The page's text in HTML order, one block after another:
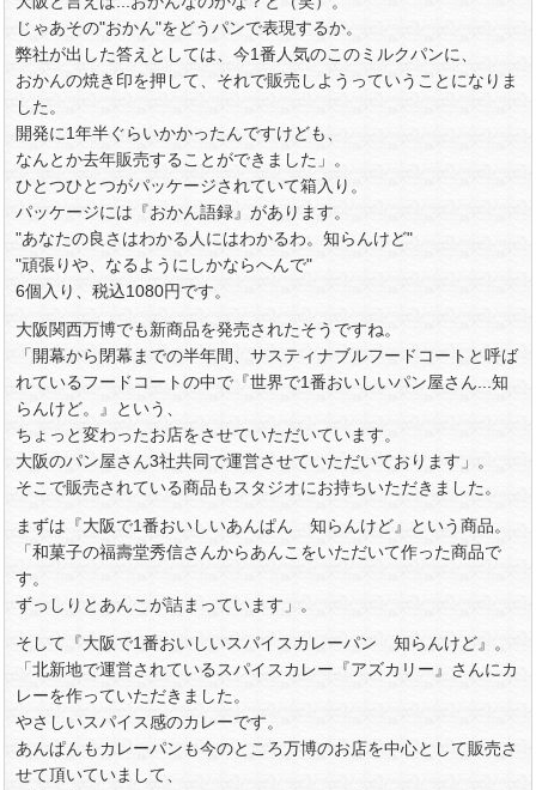
じゃあその"おかん"をどうパンで表現するか。
弊社が出した答えとしては、今1番人気のこのミルクパンに、
おかんの焼き印を押して、それで販売しようっていうことになりま
した。
開発に1年半ぐらいかかったんですけども、
なんとか去年販売することができました」。
ひとつひとつがパッケージされていて箱入り。
パッケージには『おかん語録』があります。
"あなたの良さはわかる人にはわかるわ。知らんけど"
"頑張りや、なるようにしかならへんで"
6個入り、税込1080円です。
大阪関西万博でも新商品を発売されたそうですね。
「開幕から閉幕までの半年間、サスティナブルフードコートと呼ば
れているフードコートの中で『世界で1番おいしいパン屋さん...知
らんけど。』という、
ちょっと変わったお店をさせていただいています。
大阪のパン屋さん3社共同で運営させていただいております」。
そこで販売されている商品もスタジオにお持ちいただきました。
まずは『大阪で1番おいしいあんぱん 知らんけど』という商品。
「和菓子の福壽堂秀信さんからあんこをいただいて作った商品で
す。
ずっしりとあんこが詰まっています」。
そして『大阪で1番おいしいスパイスカレーパン 知らんけど』。
「北新地で運営されているスパイスカレー『アズカリー』さんにカ
レーを作っていただきました。
やさしいスパイス感のカレーです。
あんぱんもカレーパンも今のところ万博のお店を中心として販売さ
せて頂いていまして、